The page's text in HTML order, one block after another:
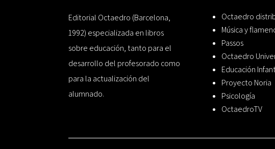
Editorial Octaedro (Barcelona,
1992) especializada en libros
sobre educación, tanto para el
desarrollo del profesorado como
para la actualización del
alumnado.
Octaedro
Música y
Passos
Octaedro
Educación
Proyecto Noria
Psicología
OctaedroTV